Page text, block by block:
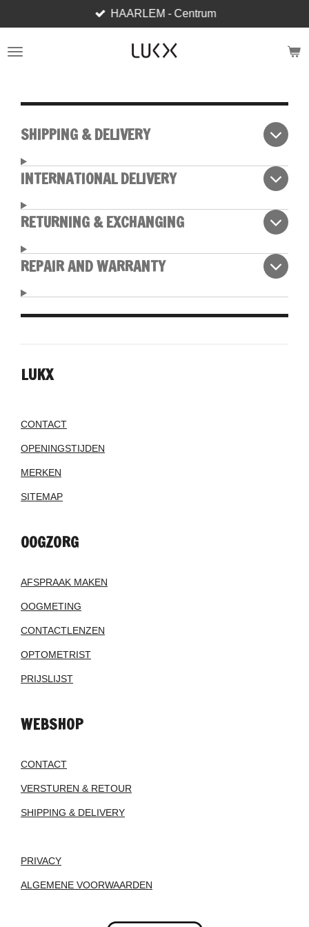
direct
naar
HAARLEM - Centrum
SHIPPING & DELIVERY
INTERNATIONAL DELIVERY
RETURNING & EXCHANGING
REPAIR AND WARRANTY
LUKX
CONTACT
OPENINGSTIJDEN
MERKEN
SITEMAP
OOGZORG
AFSPRAAK MAKEN
OOGMETING
CONTACTLENZEN
OPTOMETRIST
PRIJSLIJST
WEBSHOP
CONTACT
VERSTUREN & RETOUR
SHIPPING & DELIVERY
PRIVACY
ALGEMENE VOORWAARDEN